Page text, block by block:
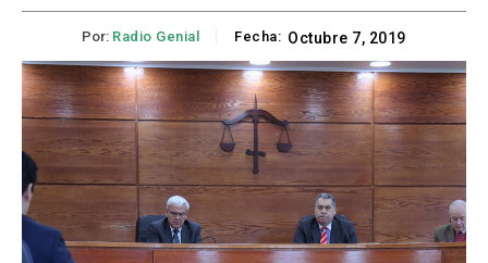
Por: Radio Genial Fecha: Octubre 7, 2019